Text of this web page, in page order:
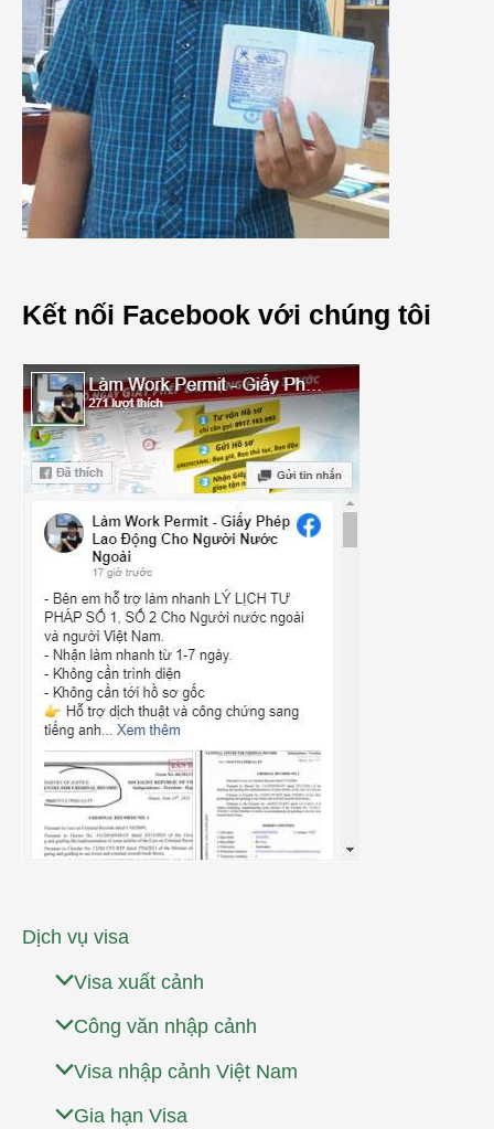
Kết nối Facebook với chúng tôi
Dịch vụ visa
Visa xuất cảnh
Công văn nhập cảnh
Visa nhập cảnh Việt Nam
Gia hạn Visa